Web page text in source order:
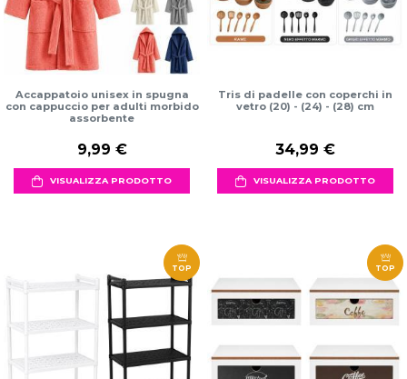
Accappatoio unisex in spugna
con cappuccio per adulti morbido
assorbente
9,99 €
VISUALIZZA PRODOTTO
Tris di padelle con coperchi in
vetro (20) - (24) - (28) cm
34,99 €
VISUALIZZA PRODOTTO
TOP TOP